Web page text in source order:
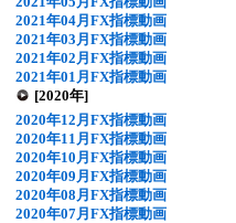
2021年04月FX指標動画
2021年03月FX指標動画
2021年02月FX指標動画
2021年01月FX指標動画
[2020年]
2020年12月FX指標動画
2020年11月FX指標動画
2020年10月FX指標動画
2020年09月FX指標動画
2020年08月FX指標動画
2020年07月FX指標動画